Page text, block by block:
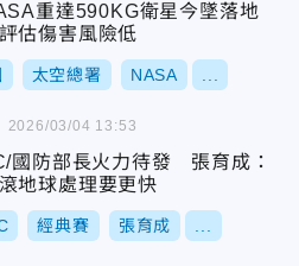
重達590KG衛星今墜落地
估傷害風險低
太空總署 NASA
國防部長火力待發 張育成：
地球處理要更快
經典賽 張育成
2026/03/04 13:53